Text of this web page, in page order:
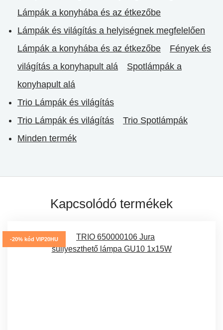
Lámpák a konyhába és az étkezőbe
Lámpák és világítás a helyiségnek megfelelően
Lámpák a konyhába és az étkezőbe
Fények és
világítás a konyhapult alá
Spotlámpák a
konyhapult alá
Trio Lámpák és világítás
Trio Lámpák és világítás
Trio Spotlámpák
Minden termék
Kapcsolódó termékek
-20% kód VIP20HU